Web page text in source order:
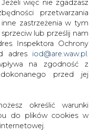
więc nie zgadzasz
przetwarzania
zastrzeżenia w tym
lub prześlij nam
Inspektora Ochrony
adres iod@are.waw.pl.
na zgodność z
przed jej
określić warunki
do plików cookies w
Ekstraklasa Live Park,
wszystkich 296
sygnału
w tym do Canal+ i TVP,
dzięki której kibice
Polski Ekstraklasy poza
kluczowy element
marki Orlen. Piłkarska
zgromadzonych co
i kolejne miliony kibiców
rozgrywek. Jesteśmy